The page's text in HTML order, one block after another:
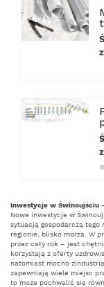
Inwestycje w Świnoujściu
Nowe inwestycje w
sytuacją gospodarczą
regionie, blisko morza. W
przez cały rok – jest
korzystają z oferty
natomiast mocno
zapewniają wiele miejsc
to może pochwalić się